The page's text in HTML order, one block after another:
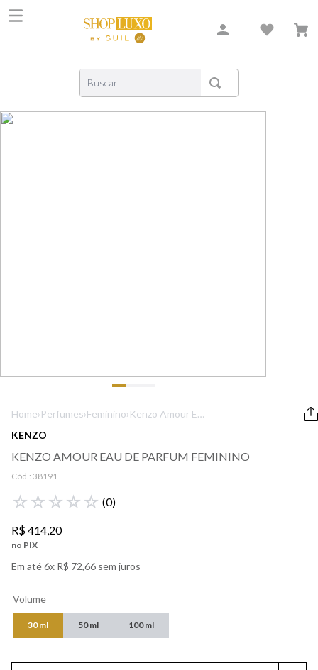
Buscar
Home›Perfumes›Feminino›Kenzo Amour Eau
KENZO
KENZO AMOUR EAU DE PARFUM FEMININO
Cód.: 38191
☆ ☆ ☆ ☆ ☆ (0)
R$414,20
no PIX
Em até6x R$ 72,66 sem juros
Volume
30 ml 50 ml 100 ml